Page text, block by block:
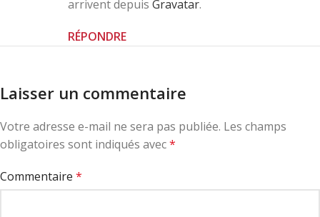
arrivent depuis Gravatar.
RÉPONDRE
Laisser un commentaire
Votre adresse e-mail ne sera pas publiée. Les champs
obligatoires sont indiqués avec*
Commentaire *